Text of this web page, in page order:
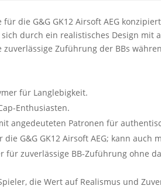
für die G&G GK12 Airsoft AEG
durch ein realistisches Design
Zuführung der BBs
für Langlebigkeit.
Enthusiasten.
angedeuteten Patronen für
G&G GK12 Airsoft AEG; kann
für zuverlässige BB-Zuführung ohne
die Wert auf Realismus und